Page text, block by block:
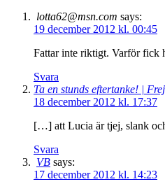
lotta62@msn.com says:
19 december 2012 kl. 00:45
Fattar inte riktigt. Varför fick
Svara
Ta en stunds eftertanke! |
18 december 2012 kl. 17:37
[…] att Lucia är tjej, slank
Svara
VB says:
17 december 2012 kl. 14:23